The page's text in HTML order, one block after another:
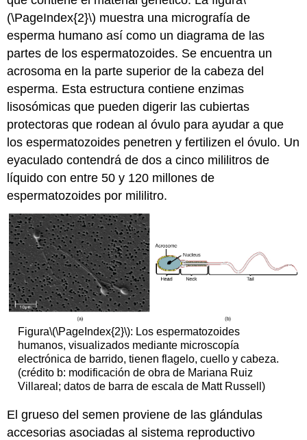
(\PageIndex{2}\) muestra una micrografía de
esperma humano así como un diagrama de las
partes de los espermatozoides. Se encuentra un
acrosoma en la parte superior de la cabeza del
esperma. Esta estructura contiene enzimas
lisosómicas que pueden digerir las cubiertas
protectoras que rodean al óvulo para ayudar a que
los espermatozoides penetren y fertilizen el óvulo. Un
eyaculado contendrá de dos a cinco mililitros de
líquido con entre 50 y 120 millones de
espermatozoides por mililitro.
Figura\(\PageIndex{2}\): Los espermatozoides
humanos, visualizados mediante microscopía
electrónica de barrido, tienen flagelo, cuello y cabeza.
(crédito b: modificación de obra de Mariana Ruiz
Villareal; datos de barra de escala de Matt Russell)
El grueso del semen proviene de las glándulas
accesorias asociadas al sistema reproductivo